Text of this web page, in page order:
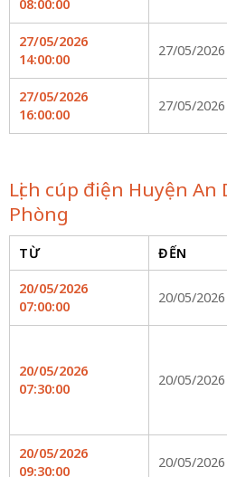
08:00:00
27/05/2026
14:00:00
27/05/
27/05/2026
16:00:00
27/05/
Lịch cúp điện Huyện An
Phòng
TỪ ĐẾN
20/05/2026
07:00:00
20/05/
20/05/2026
07:30:00
20/05/
20/05/2026
09:30:00
20/05/